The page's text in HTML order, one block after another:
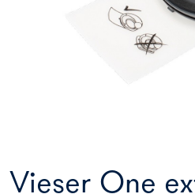
Vieser One